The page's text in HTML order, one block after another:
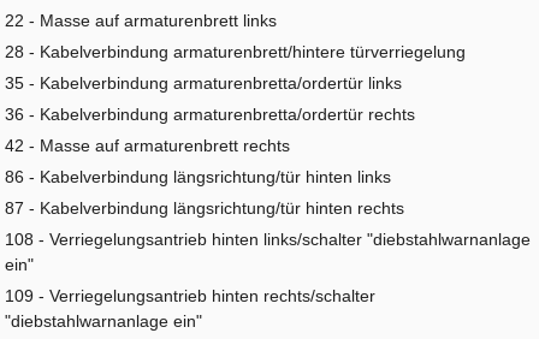
22 - Masse auf armaturenbrett links
28 - Kabelverbindung armaturenbrett/hintere türverriegelung
35 - Kabelverbindung armaturenbretta/ordertür links
36 - Kabelverbindung armaturenbretta/ordertür rechts
42 - Masse auf armaturenbrett rechts
86 - Kabelverbindung längsrichtung/tür hinten links
87 - Kabelverbindung längsrichtung/tür hinten rechts
108 - Verriegelungsantrieb hinten links/schalter "diebstahlwarnanlage
ein"
109 - Verriegelungsantrieb hinten rechts/schalter
"diebstahlwarnanlage ein"